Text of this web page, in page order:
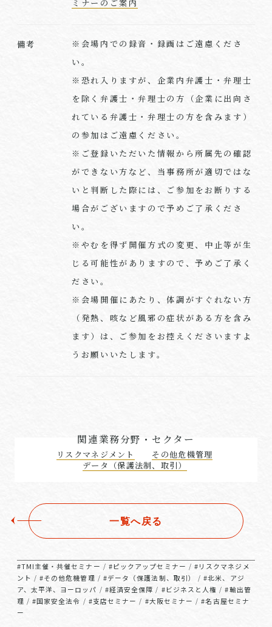
ミナーのご案内
備考
※会場内での録音・録画はご遠慮くださ
い。
※恐れ入りますが、企業内弁護士・弁理士
を除く弁護士・弁理士の方（企業に出向さ
れている弁護士・弁理士の方を含みます）
の参加はご遠慮ください。
※ご登録いただいた情報から所属先の確認
ができない方など、当事務所が適切ではな
いと判断した際には、ご参加をお断りする
場合がございますので予めご了承くださ
い。
※やむを得ず開催方式の変更、中止等が生
じる可能性がありますので、予めご了承く
ださい。
※会場開催にあたり、体調がすぐれない方
（発熱、咳など風邪の症状がある方を含み
ます）は、ご参加をお控えくださいますよ
うお願いいたします。
関連業務分野・セクター
リスクマネジメント
その他危機管理
データ（保護法制、取引）
一覧へ戻る
#TMI主催・共催セミナー / #ピックアップセミナー /#リスクマネジメ
ント / #その他危機管理 / #データ（保護法制、取引） /#北米、アジ
ア、太平洋、ヨーロッパ / #経済安全保障 / #ビジネスと人権 /#輸出管
理 / #国家安全法令 / #支店セミナー / #大阪セミナー /#名古屋セミナ
ー